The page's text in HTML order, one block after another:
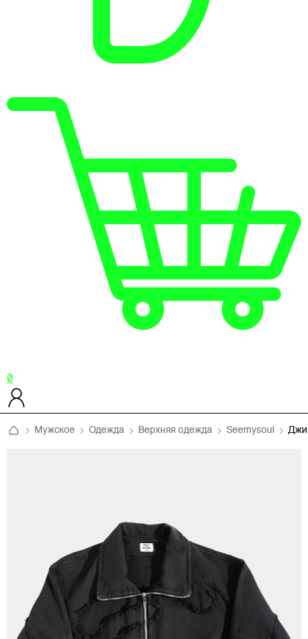
0
Мужское Одежда Верхняя одежда Seemysoul